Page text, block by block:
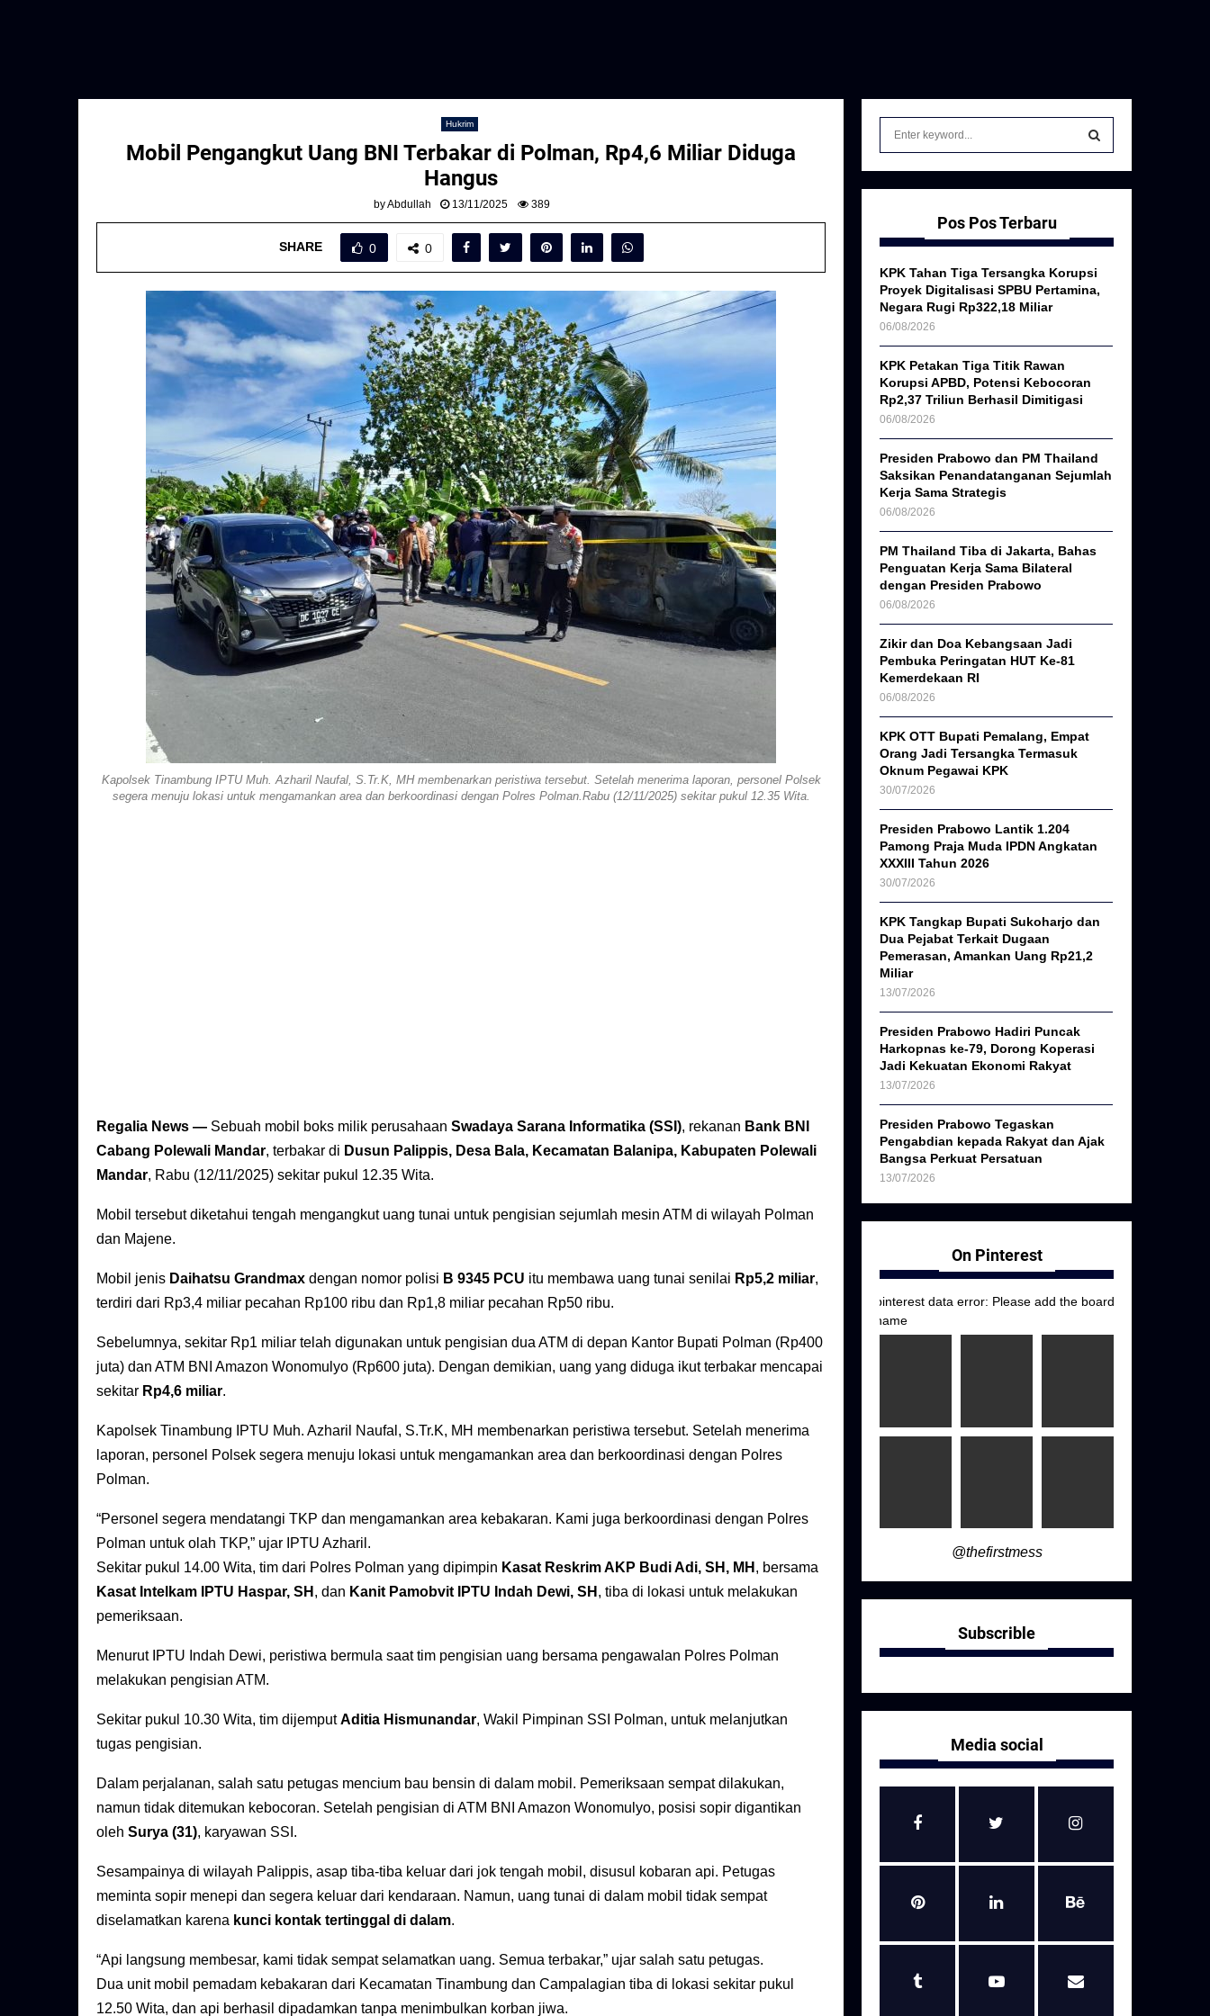
Hukrim
Mobil Pengangkut Uang BNI Terbakar di Polman, Rp4,6 Miliar Diduga
Hangus
byAbdullah 13/11/2025 389
SHARE 0 0
Kapolsek Tinambung IPTU Muh. Azharil Naufal, S.Tr.K, MH membenarkan peristiwa tersebut. Setelah menerima laporan, personel Polsek
segera menuju lokasi untuk mengamankan area dan berkoordinasi dengan Polres Polman.Rabu (12/11/2025) sekitar pukul 12.35 Wita.
Regalia News — Sebuah mobil boks milik perusahaan Swadaya Sarana Informatika (SSI), rekanan Bank BNI
Cabang Polewali Mandar, terbakar di Dusun Palippis, Desa Bala, Kecamatan Balanipa, Kabupaten Polewali
Mandar, Rabu (12/11/2025) sekitar pukul 12.35 Wita.
Mobil tersebut diketahui tengah mengangkut uang tunai untuk pengisian sejumlah mesin ATM di wilayah Polman
dan Majene.
Mobil jenis Daihatsu Grandmax dengan nomor polisi B 9345 PCU itu membawa uang tunai senilai Rp5,2 miliar,
terdiri dari Rp3,4 miliar pecahan Rp100 ribu dan Rp1,8 miliar pecahan Rp50 ribu.
Sebelumnya, sekitar Rp1 miliar telah digunakan untuk pengisian dua ATM di depan Kantor Bupati Polman (Rp400
juta) dan ATM BNI Amazon Wonomulyo (Rp600 juta). Dengan demikian, uang yang diduga ikut terbakar mencapai
sekitar Rp4,6 miliar.
Kapolsek Tinambung IPTU Muh. Azharil Naufal, S.Tr.K, MH membenarkan peristiwa tersebut. Setelah menerima
laporan, personel Polsek segera menuju lokasi untuk mengamankan area dan berkoordinasi dengan Polres
Polman.
“Personel segera mendatangi TKP dan mengamankan area kebakaran. Kami juga berkoordinasi dengan Polres
Polman untuk olah TKP,” ujar IPTU Azharil.
Sekitar pukul 14.00 Wita, tim dari Polres Polman yang dipimpin Kasat Reskrim AKP Budi Adi, SH, MH , bersama
Kasat Intelkam IPTU Haspar, SH , dan Kanit Pamobvit IPTU Indah Dewi, SH , tiba di lokasi untuk melakukan
pemeriksaan.
Menurut IPTU Indah Dewi, peristiwa bermula saat tim pengisian uang bersama pengawalan Polres Polman
melakukan pengisian ATM.
Sekitar pukul 10.30 Wita, tim dijemputAditia Hismunandar, Wakil Pimpinan SSI Polman, untuk melanjutkan
tugas pengisian.
Dalam perjalanan, salah satu petugas mencium bau bensin di dalam mobil. Pemeriksaan sempat dilakukan,
namun tidak ditemukan kebocoran. Setelah pengisian di ATM BNI Amazon Wonomulyo, posisi sopir digantikan
oleh Surya (31), karyawan SSI.
Sesampainya di wilayah Palippis, asap tiba-tiba keluar dari jok tengah mobil, disusul kobaran api. Petugas
meminta sopir menepi dan segera keluar dari kendaraan. Namun, uang tunai di dalam mobil tidak sempat
diselamatkan karena kunci kontak tertinggal di dalam.
“Api langsung membesar, kami tidak sempat selamatkan uang. Semua terbakar,” ujar salah satu petugas.
Dua unit mobil pemadam kebakaran dari Kecamatan Tinambung dan Campalagian tiba di lokasi sekitar pukul
12.50 Wita, dan api berhasil dipadamkan tanpa menimbulkan korban jiwa.
f
r
:
S
A
R
H
Pos Pos Terbaru
KPK Tahan Tiga Tersangka Korupsi
Proyek Digitalisasi SPBU Pertamina,
Negara Rugi Rp322,18 Miliar
06/08/2026
KPK Petakan Tiga Titik Rawan
Korupsi APBD, Potensi Kebocoran
Rp2,37 Triliun Berhasil Dimitigasi
06/08/2026
Presiden Prabowo dan PM Thailand
Saksikan Penandatanganan Sejumlah
Kerja Sama Strategis
06/08/2026
PM Thailand Tiba di Jakarta, Bahas
Penguatan Kerja Sama Bilateral
dengan Presiden Prabowo
06/08/2026
Zikir dan Doa Kebangsaan Jadi
Pembuka Peringatan HUT Ke-81
Kemerdekaan RI
06/08/2026
KPK OTT Bupati Pemalang, Empat
Orang Jadi Tersangka Termasuk
Oknum Pegawai KPK
30/07/2026
Presiden Prabowo Lantik 1.204
Pamong Praja Muda IPDN Angkatan
XXXIII Tahun 2026
30/07/2026
KPK Tangkap Bupati Sukoharjo dan
Dua Pejabat Terkait Dugaan
Pemerasan, Amankan Uang Rp21,2
Miliar
13/07/2026
Presiden Prabowo Hadiri Puncak
Harkopnas ke-79, Dorong Koperasi
Jadi Kekuatan Ekonomi Rakyat
13/07/2026
Presiden Prabowo Tegaskan
Pengabdian kepada Rakyat dan Ajak
Bangsa Perkuat Persatuan
13/07/2026
On Pinterest
pinterest data error: Please add the board
name
@thefirstmess
Subscrible
Media social